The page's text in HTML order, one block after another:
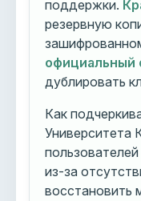
поддержки.
резервную
официальный
дублировать
Как
Университета
из-за
восстановить